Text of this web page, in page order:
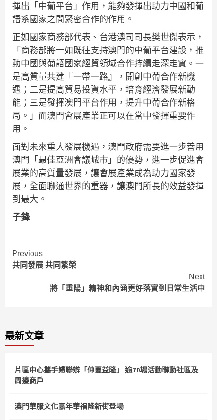
揮出「中葡平台」作用，能夠發揮出助力中國和葡
語系國家之間緊密合作的作用。
正如國家商務部代表、台港澳司司長樊世傑表示，
「商務部將一如既往支持澳門的中葡平台建設，推
動中國與葡語國家經貿領域合作持續走深走實。一
是高質量共建『一帶一路』，開創中葡合作新機
遇；二是提高貿易投資水平，培育經濟發展新動
能；三是發揮澳門平台作用，提升中葡合作新格
局。」而澳門會展產業正可以在當中發揮重要作
用。
面對未來重大發展機遇，澳門政府需要進一步善用
澳門「最佳亞洲會議城市」的優勢，進一步促進會
展業的高質量發展，讓會展產業成為助力國家發
展，全面聯通世界的重器，讓澳門所長的效益發揮
到最大。
子鋒
Continue
Reading
Previous
共同發展 共同繁榮
Next
將「重陽」精神和內涵更好落實到日常生活中
最新文章
片區中心攜手婦聯辦「仲夏益隆」 逾70場活動聯動社區及
周邊商戶
澳門華服文化嘉年華福隆新街登場